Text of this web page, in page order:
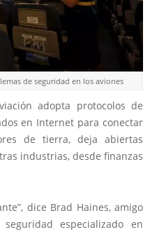
de seguridad en los aviones
adopta protocolos de
en Internet para conectar
de tierra, deja abiertas
industrias, desde finanzas
dice Brad Haines, amigo
especializado en